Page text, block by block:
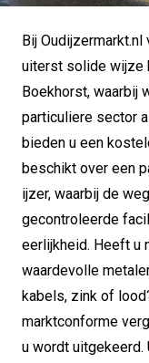
Bij
uiterst solide wijze
Boekhorst, waarbij
particuliere sector
bieden u een
beschikt over een
ijzer, waarbij de
gecontroleerde
eerlijkheid. Heeft u
waardevolle
kabels, zink of
marktconforme
u wordt uitgekeerd.